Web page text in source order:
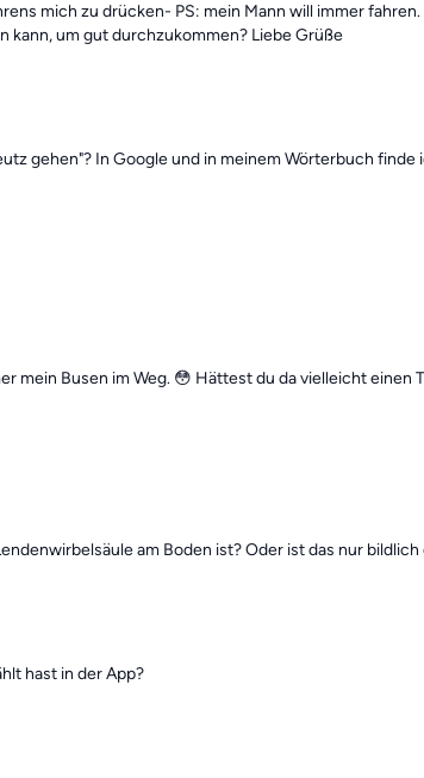
mich zu drücken- PS: mein Mann will immer
kann, um gut durchzukommen? Liebe Grüße
gehen"? In Google und in meinem Wörterbuch
mein Busen im Weg. 😳 Hättest du da vielleicht einen
am Boden ist? Oder ist das nur
hast in der App?